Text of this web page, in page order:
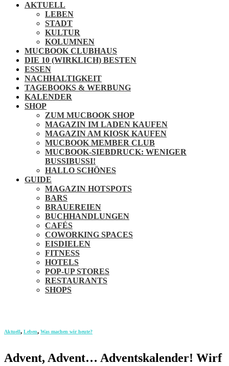
AKTUELL
LEBEN
STADT
KULTUR
KOLUMNEN
MUCBOOK CLUBHAUS
DIE 10 (WIRKLICH) BESTEN
ESSEN
NACHHALTIGKEIT
TAGEBOOKS & WERBUNG
KALENDER
SHOP
ZUM MUCBOOK SHOP
MAGAZIN IM LADEN KAUFEN
MAGAZIN AM KIOSK KAUFEN
MUCBOOK MEMBER CLUB
MUCBOOK-SIEBDRUCK: WENIGER
BUSSIBUSSI!
HALLO SCHÖNES
GUIDE
MAGAZIN HOTSPOTS
BARS
BRAUEREIEN
BUCHHANDLUNGEN
CAFÉS
COWORKING SPACES
EISDIELEN
FITNESS
HOTELS
POP-UP STORES
RESTAURANTS
SHOPS
Aktuell, Leben, Was machen wir heute?
Advent, Advent… Adventskalender! Wirf